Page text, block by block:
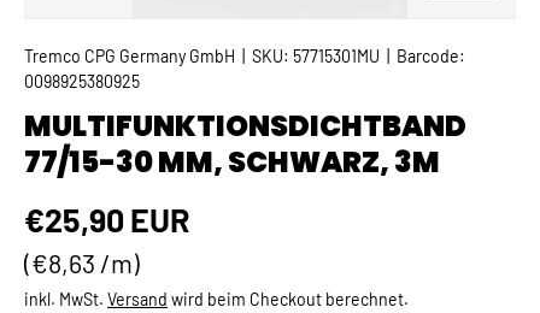
Tremco CPG Germany GmbH SKU: 57715301MU
Barcode:
0098925380925
MULTIFUNKTIONSDICHTBAND
77/15-30 MM, SCHWARZ, 3M
Normaler Preis
€25,90 EUR
Grundpreis
€8,63 /m
inkl. MwSt. Versand wird beim Checkout berechnet.